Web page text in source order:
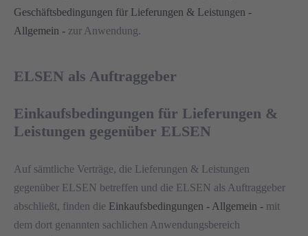
Geschäftsbedingungen für Lieferungen & Leistungen -
Allgemein - zur Anwendung.
ELSEN als Auftraggeber
Einkaufsbedingungen für Lieferungen &
Leistungen gegenüber ELSEN
Auf sämtliche Verträge, die Lieferungen & Leistungen
gegenüber ELSEN betreffen und die ELSEN als Auftraggeber
abschließt, finden die Einkaufsbedingungen - Allgemein - mit
dem dort genannten sachlichen Anwendungsbereich